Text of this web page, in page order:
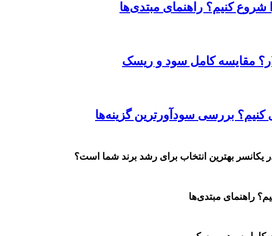
کنیم؟ راهنمای مبتدی‌ها
مقایسه کامل سود و ریسک
یکانسر بهترین انتخاب برای رشد برند شما است؟
راهنمای مبتدی‌ها